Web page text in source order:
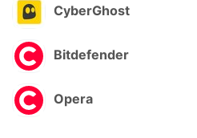
CyberGhost
Bitdefender
Opera